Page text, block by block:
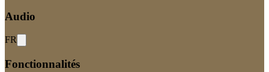
Audio
FR
Fonctionnalités